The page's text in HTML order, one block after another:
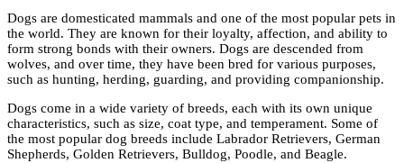
Dogs are domesticated mammals and one of the most popular pets in
the world. They are known for their loyalty, affection, and ability to
form strong bonds with their owners. Dogs are descended from
wolves, and over time, they have been bred for various purposes,
such as hunting, herding, guarding, and providing companionship.
Dogs come in a wide variety of breeds, each with its own unique
characteristics, such as size, coat type, and temperament. Some of
the most popular dog breeds include Labrador Retrievers, German
Shepherds, Golden Retrievers, Bulldog, Poodle, and Beagle.